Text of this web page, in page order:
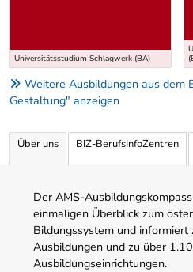
Universitätsstudium Schlagwerk (BA)
Weitere Ausbildungen aus dem
Gestaltung" anzeigen
Über uns BIZ-BerufsInfoZentren
Der AMS-
einmaligen Überblick zum
Bildungssystem und informiert
Ausbildungen und zu über
Ausbildungseinrichtungen.